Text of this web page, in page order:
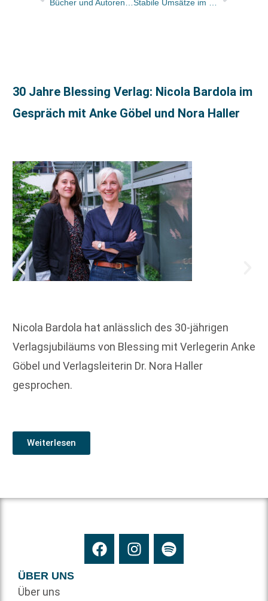
30 Jahre Blessing Verlag: Nicola Bardola im
Gespräch mit Anke Göbel und Nora Haller
Nicola Bardola hat anlässlich des 30-jährigen
Verlagsjubiläums von Blessing mit Verlegerin Anke
Göbel und Verlagsleiterin Dr. Nora Haller
gesprochen.
Weiterlesen
ÜBER UNS
Über uns